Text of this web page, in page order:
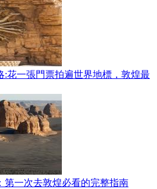
:花一張門票拍遍世界地標，敦煌最
第一次去敦煌必看的完整指南